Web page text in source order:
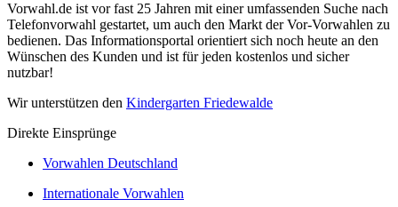
Vorwahl.de ist vor fast 25 Jahren mit einer umfassenden Suche nach
Telefonvorwahl gestartet, um auch den Markt der Vor-Vorwahlen zu
bedienen. Das Informationsportal orientiert sich noch heute an den
Wünschen des Kunden und ist für jeden kostenlos und sicher
nutzbar!
Wir unterstützen den Kindergarten Friedewalde
Direkte Einsprünge
Vorwahlen Deutschland
Internationale Vorwahlen